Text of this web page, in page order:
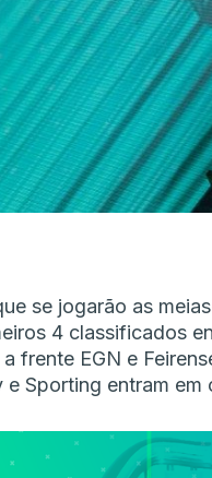
se jogarão as
4 classificados
frente EGN e
Sporting entram em